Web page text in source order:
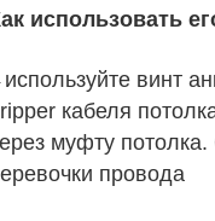
использовать
используйте винт
кабеля
муфту
провода